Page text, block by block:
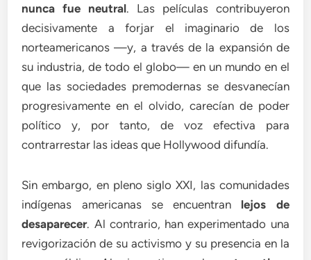
nunca fue neutral. Las películas contribuyeron
decisivamente a forjar el imaginario de los
norteamericanos —y, a través de la expansión de
su industria, de todo el globo— en un mundo en el
que las sociedades premodernas se desvanecían
progresivamente en el olvido, carecían de poder
político y, por tanto, de voz efectiva para
contrarrestar las ideas que Hollywood difundía.
Sin embargo, en pleno siglo XXI, las comunidades
indígenas americanas se encuentran lejos de
desaparecer. Al contrario, han experimentado una
revigorización de su activismo y su presencia en la